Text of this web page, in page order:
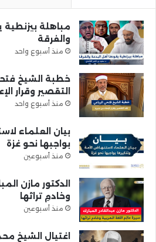
مباهلة بيزنطية
والفرقة
منذ أسبوع واحد
خطبة الشيخ
التقصير وقرار
منذ أسبوع واحد
بيان العلماء
بواجبها نحو غزة
منذ أسبوعين
الدكتور مازن
وخادمِ تراثها
منذ أسبوعين
اغتيال الشيخ